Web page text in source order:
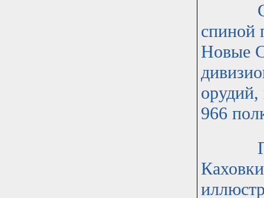
спиной
Новые
966